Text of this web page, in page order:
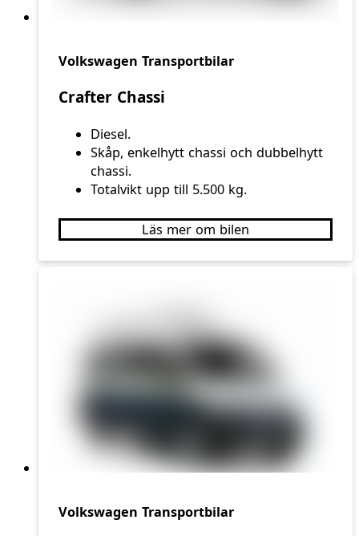
Volkswagen Transportbilar
Crafter Chassi
Diesel.
Skåp, enkelhytt chassi och dubbelhytt
chassi.
Totalvikt upp till 5.500 kg.
Läs mer om bilen
Volkswagen Transportbilar